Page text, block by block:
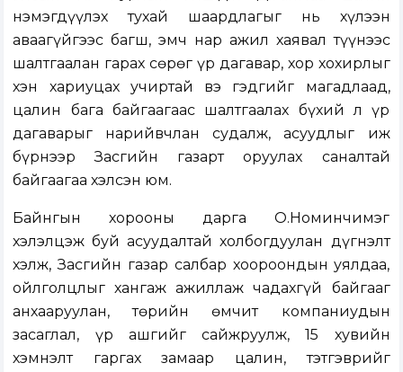
нэмэгдүүлэх тухай шаардлагыг нь хүлээн
аваагүйгээс багш, эмч нар ажил хаявал түүнээс
шалтгаалан гарах сөрөг үр дагавар, хор хохирлыг
хэн хариуцах учиртай вэ гэдгийг магадлаад,
цалин бага байгаагаас шалтгаалах бүхий л үр
дагаварыг нарийвчлан судалж, асуудлыг иж
бүрнээр Засгийн газарт оруулах саналтай
байгаагаа хэлсэн юм.
Байнгын хорооны дарга О.Номинчимэг
хэлэлцэж буй асуудалтай холбогдуулан дүгнэлт
хэлж, Засгийн газар салбар хоороондын уялдаа,
ойлголцлыг хангаж ажиллаж чадахгүй байгааг
анхааруулан, төрийн өмчит компаниудын
засаглал, үр ашгийг сайжруулж, 15 хувийн
хэмнэлт гаргах замаар цалин, тэтгэврийг